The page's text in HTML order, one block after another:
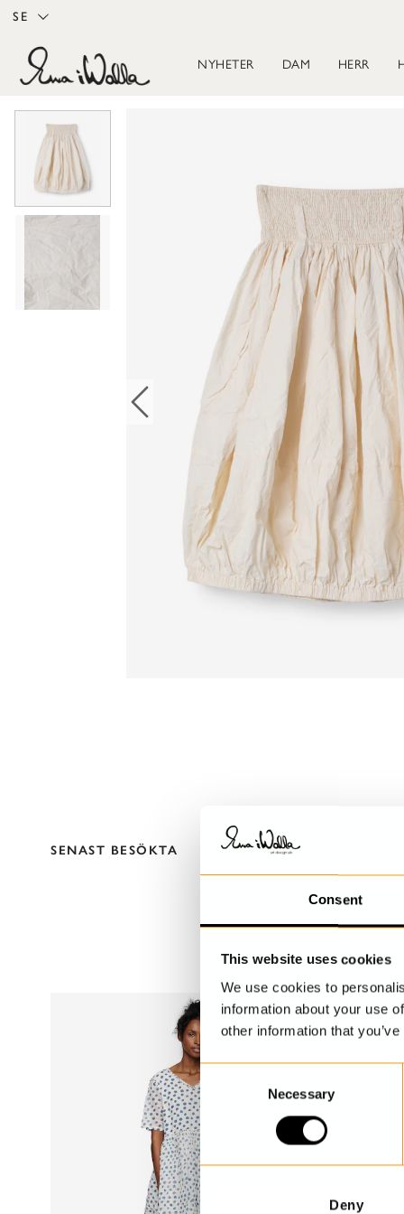
Consent
This website uses cookies
We use cookies to
information about your use
other information that
C
o
s
e
n
t
Necessary
Deny
SE
NYHETER DAM HERR
SENAST BESÖKTA